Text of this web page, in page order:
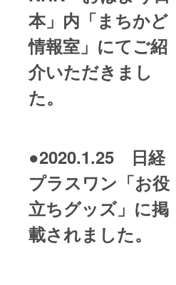
本」内「まちかど
情報室」にてご紹
介いただきまし
た。
●2020.1.25 日経
プラスワン「お役
立ちグッズ」に掲
載されました。